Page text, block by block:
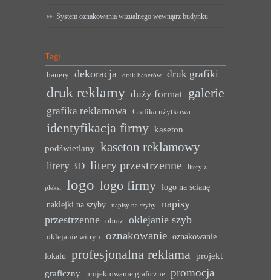
System oznakowania wizualnego wewnątrz budynku
Tagi
banery dekoracja druk banerów druk grafiki
druk reklamy duży format galerie
grafika reklamowa Grafika użytkowa
identyfikacja firmy kaseton
podświetlany kaseton reklamowy
litery 3D litery przestrzenne litery z
pleksi logo logo firmy logo na ścianę
naklejki na szyby
napisy na szyby
napisy
przestrzenne
obraz oklejanie szyb
oklejanie witryn oznakowanie oznakowanie
lokalu profesjonalna reklama projekt
graficzny
projektowanie graficzne
promocja